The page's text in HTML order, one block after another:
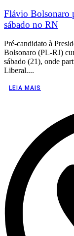
Flávio Bolsonaro
sábado no RN
Pré-candidato à
Bolsonaro (PL-RJ)
sábado (21), onde
Liberal....
LEIA MAIS